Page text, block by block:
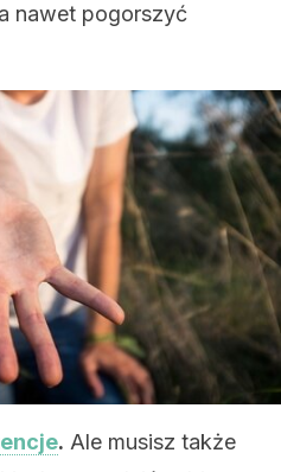
nawet pogorszyć
. Ale musisz także